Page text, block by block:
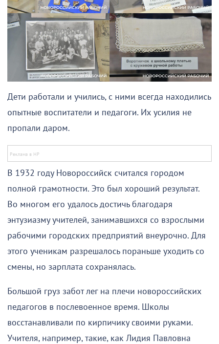
Дети работали и учились, с ними всегда находились
опытные воспитатели и педагоги. Их усилия не
пропали даром.
В 1932 году Новороссийск считался городом
полной грамотности. Это был хороший результат.
Во многом его удалось достичь благодаря
энтузиазму учителей, занимавшихся со взрослыми
рабочими городских предприятий внеурочно. Для
этого ученикам разрешалось пораньше уходить со
смены, но зарплата сохранялась.
Большой груз забот лег на плечи новороссийских
педагогов в послевоенное время. Школы
восстанавливали по кирпичику своими руками.
Учителя, например, такие, как Лидия Павловна